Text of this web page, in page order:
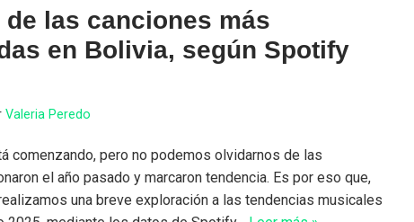
de las canciones más
en Bolivia, según Spotify
Valeria Peredo
comenzando, pero no podemos olvidarnos de las
el año pasado y marcaron tendencia. Es por eso que,
una breve exploración a las tendencias musicales